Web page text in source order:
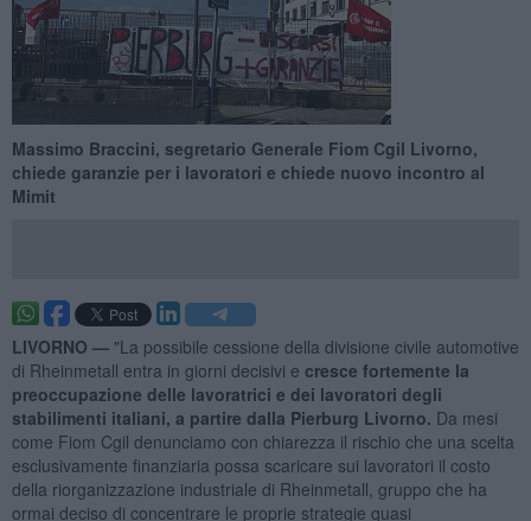
Massimo Braccini, segretario Generale Fiom Cgil Livorno,
chiede garanzie per i lavoratori e chiede nuovo incontro al
Mimit
LIVORNO — "La possibile cessione della divisione civile automotive
di Rheinmetall entra in giorni decisivi e cresce fortemente la
preoccupazione delle lavoratrici e dei lavoratori degli
stabilimenti italiani, a partire dalla Pierburg Livorno. Da mesi
come Fiom Cgil denunciamo con chiarezza il rischio che una scelta
esclusivamente finanziaria possa scaricare sui lavoratori il costo
della riorganizzazione industriale di Rheinmetall, gruppo che ha
ormai deciso di concentrare le proprie strategie quasi